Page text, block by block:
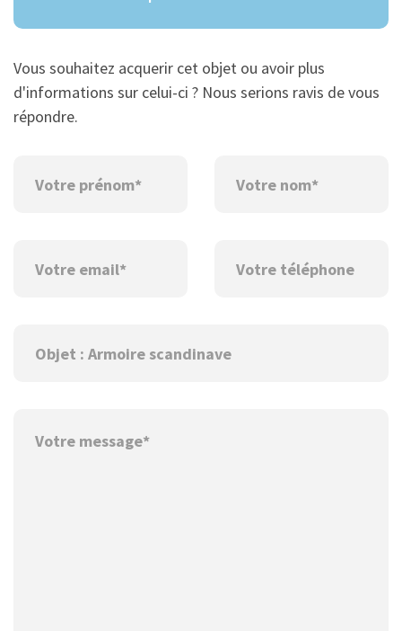
Vous souhaitez acquerir cet objet ou avoir plus
d'informations sur celui-ci ? Nous serions ravis de vous
répondre.